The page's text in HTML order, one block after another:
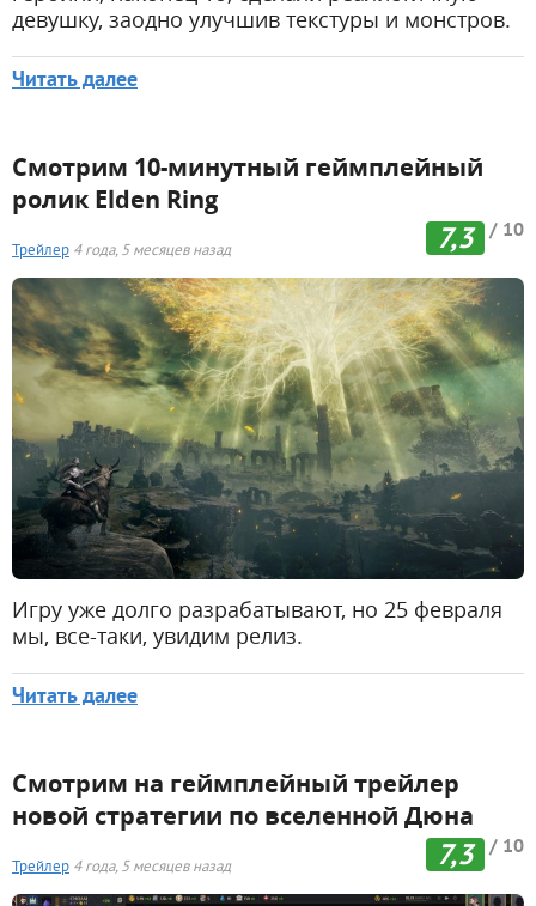
девушку, заодно улучшив текстуры и монстров.
Читать далее
Смотрим 10-минутный геймплейный
ролик Elden Ring
7,3 / 10
Трейлер 4 года, 5 месяцев назад
Игру уже долго разрабатывают, но 25 февраля
мы, все-таки, увидим релиз.
Читать далее
Смотрим на геймплейный трейлер
новой стратегии по вселенной Дюна
7,3 / 10
Трейлер 4 года, 5 месяцев назад